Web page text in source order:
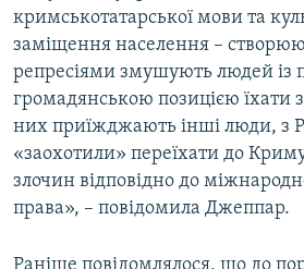
кримськотатарської мови та
заміщення населення –
репресіями змушують людей із
громадянською позицією їхати
них приїжджають інші люди, з
«заохотили» переїхати до
злочин відповідно до
права», – повідомила Джеппар.